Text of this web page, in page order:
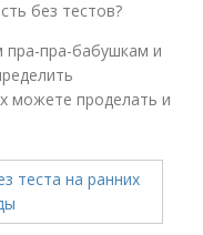
без тестов?
пра-пра-бабушкам и
можете проделать и